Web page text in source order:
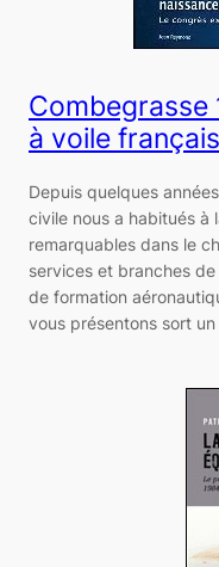
Combegrasse
à voile français
Depuis quelques
civile nous a habitués à
remarquables dans le
services et branches de
de formation
vous présentons sort